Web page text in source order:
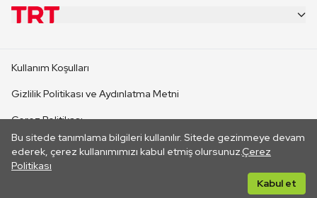
Bu sitede tanımlama bilgileri kullanılır. Sitede gezinmeye devam
ederek, çerez kullanımımızı kabul etmiş olursunuz.Çerez
Politikası
Kabul et
CANLI YAYINLAR
Kullanım Koşulları
Gizlilik Politikası ve Aydınlatma Metni
Çerez Politikası
İletişim
Her hakkı saklıdır. ©2026 TRT. Bağlantı yoluyla gidilen dış